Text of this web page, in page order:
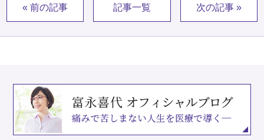
« 前の記事 記事一覧 次の記事 »